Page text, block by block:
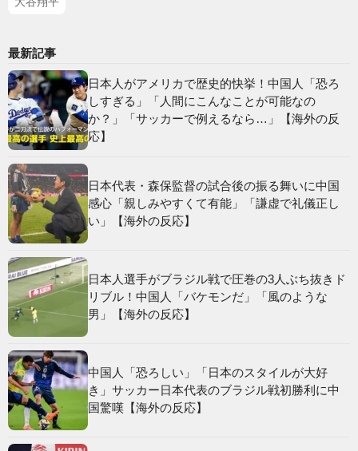
最新記事
日本人がアメリカで歴史的快挙！中国人「恐ろ
しすぎる」「人間にこんなことが可能なの
か？」「サッカーで例えるなら…」【海外の反
応】
日本代表・森保監督の試合後の振る舞いに中国
感心「親しみやすくて有能」「謙虚で礼儀正し
い」【海外の反応】
日本人選手がブラジル戦で圧巻の3人ぶち抜きド
リブル！中国人「バケモンだ」「風のような
男」【海外の反応】
中国人「恐ろしい」「日本のスタイルが大好
き」サッカー日本代表のブラジル戦初勝利に中
国驚嘆【海外の反応】